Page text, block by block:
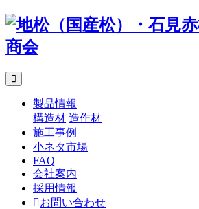
製品情報
構造材 造作材
施工事例
小ネタ市場
FAQ
会社案内
採用情報
お問い合わせ